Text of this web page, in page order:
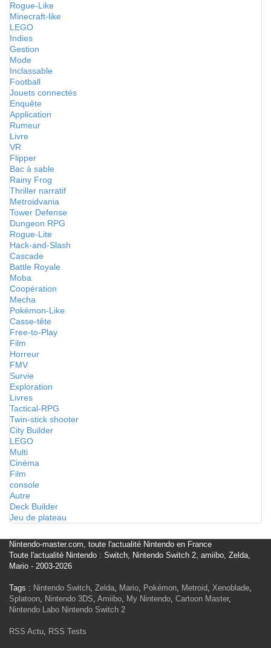
Rogue-Like
Minecraft-like
LEGO
Indies
Gestion
Mode
Inclassable
Football
Jouets connectés
Enquête
Application
Rumeur
Livre
VR
Flipper
Bac à sable
Rainy Frog
Thriller narratif
Metroidvania
Tower Defense
Dungeon RPG
Rogue-Lite
Hack-and-Slash
Cascade
Battle Royale
Moba
Coopération
Mecha
Pokémon-Like
Casse-tête
Free-to-Play
Film
Horreur
FMV
Survie
Exploration
Livres
Tactical-RPG
Twin-stick shooter
City Builder
LEGO
Multi
Cinéma
Film
console
Autre
Deck Builder
Jeu de plateau
Nintendo-master.com, toute l'actualité Nintendo en France
Toute l'actualité Nintendo : Switch, Nintendo Switch 2, amiibo, Zelda,
Mario - 2003-2026
Tags : Nintendo Switch, Zelda, Mario, Pokémon, Metroid, Xenoblade,
Splatoon, Nintendo 3DS, Amiibo, My Nintendo, Cartoon Master,
Nintendo Labo Nintendo Switch 2
RSS Actu, RSS Tests